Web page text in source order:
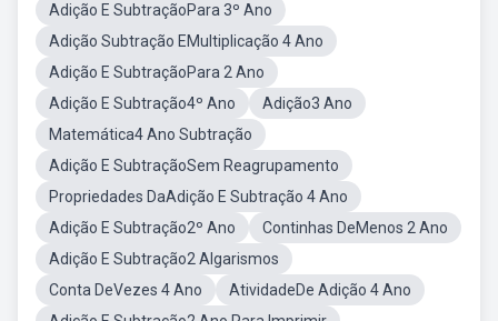
Adição E SubtraçãoPara 3º Ano
Adição Subtração EMultiplicação 4 Ano
Adição E SubtraçãoPara 2 Ano
Adição E Subtração4º Ano
Adição3 Ano
Matemática4 Ano Subtração
Adição E SubtraçãoSem Reagrupamento
Propriedades DaAdição E Subtração 4 Ano
Adição E Subtração2º Ano
Continhas DeMenos 2 Ano
Adição E Subtração2 Algarismos
Conta DeVezes 4 Ano
AtividadeDe Adição 4 Ano